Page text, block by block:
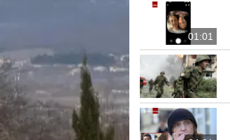
01:01